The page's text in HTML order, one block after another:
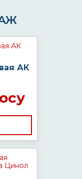
АК